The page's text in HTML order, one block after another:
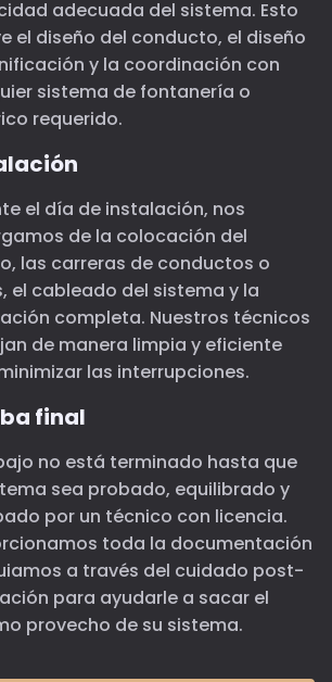
adecuada del sistema. Esto
el diseño del conducto, el diseño
y la coordinación con
sistema de fontanería o
requerido.
el día de instalación, nos
de la colocación del
las carreras de conductos o
el cableado del sistema y la
completa. Nuestros técnicos
de manera limpia y eficiente
las interrupciones.
final
no está terminado hasta que
sea probado, equilibrado y
por un técnico con licencia.
toda la documentación
a través del cuidado post-
para ayudarle a sacar el
provecho de su sistema.